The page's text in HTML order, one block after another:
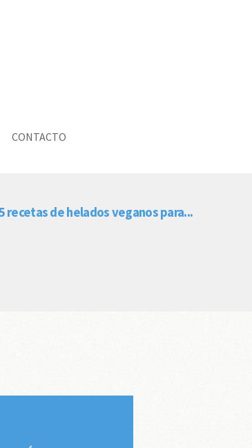
CONTACTO
recetas de helados veganos para...